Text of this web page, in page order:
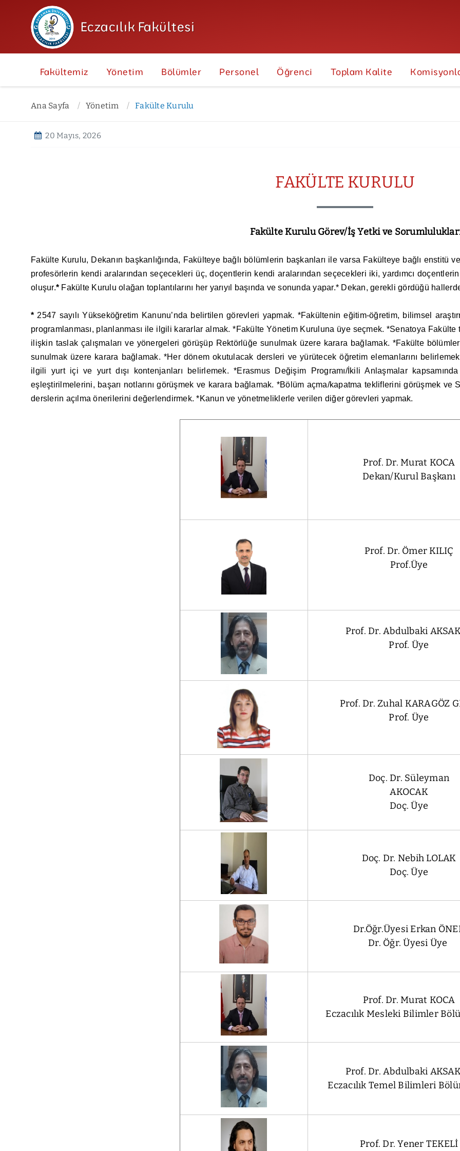
Eczacılık Fakültesi
Fakültemiz Yönetim Bölümler Personel Öğrenci Toplam Kalite
Ana Sayfa Yönetim Fakülte Kurulu
20 Mayıs, 2026
FAKÜLTE KURULU
Fakülte Kurulu Görev/İş Yetki ve
Fakülte Kurulu, Dekanın başkanlığında, Fakülteye bağlı bölümlerin başkanları ile varsa Fakülteye bağlı enstitü
profesörlerin kendi aralarından seçecekleri üç, doçentlerin kendi aralarından seçecekleri iki, yardımcı
oluşur.* Fakülte Kurulu olağan toplantılarını her yarıyıl başında ve sonunda yapar.* Dekan, gerekli gördüğü
* 2547 sayılı Yükseköğretim Kanunu’nda belirtilen görevleri yapmak. *Fakültenin eğitim-öğretim, bilimsel
programlanması, planlanması ile ilgili kararlar almak. *Fakülte Yönetim Kuruluna üye seçmek. *Senatoya
ilişkin taslak çalışmaları ve yönergeleri görüşüp Rektörlüğe sunulmak üzere karara bağlamak. *Fakülte
sunulmak üzere karara bağlamak. *Her dönem okutulacak dersleri ve yürütecek öğretim elemanlarını
ilgili yurt içi ve yurt dışı kontenjanları belirlemek. *Erasmus Değişim Programı/İkili Anlaşmalar
eşleştirilmelerini, başarı notlarını görüşmek ve karara bağlamak. *Bölüm açma/kapatma tekliflerini görüşmek
derslerin açılma önerilerini değerlendirmek. *Kanun ve yönetmeliklerle verilen diğer görevleri yapmak.
Prof. Dr. Murat KOCA
Dekan/Kurul Başkanı
Prof. Dr. Ömer KILIÇ
Prof.Üye
Prof. Dr. Abdulbaki
Prof. Üye
Prof. Dr. Zuhal KARAGÖZ
Prof. Üye
Doç. Dr. Süleyman
AKOCAK
Doç. Üye
Doç. Dr. Nebih LOLAK
Doç. Üye
Dr.Öğr.Üyesi Erkan
Dr. Öğr. Üyesi Üye
Prof. Dr. Murat KOCA
Eczacılık Mesleki Bilimler
Prof. Dr. Abdulbaki
Eczacılık Temel Bilimleri
Prof. Dr. Yener TEKELİ